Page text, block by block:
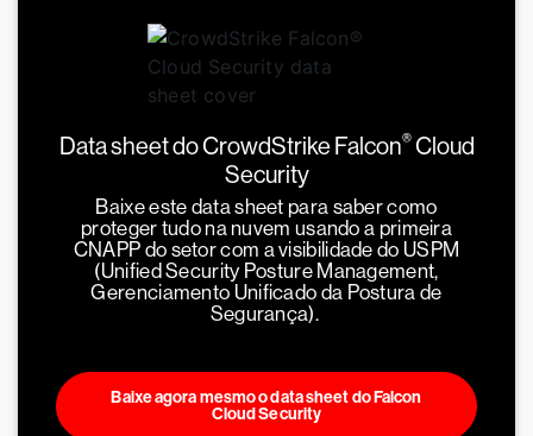
Data sheet do CrowdStrike Falcon®Cloud
Security
Baixe este data sheet para saber como
proteger tudo na nuvem usando a primeira
CNAPP do setor com a visibilidade do USPM
(Unified Security Posture Management,
Gerenciamento Unificado da Postura de
Segurança).
Baixe agora mesmo o data sheet do Falcon
Cloud Security